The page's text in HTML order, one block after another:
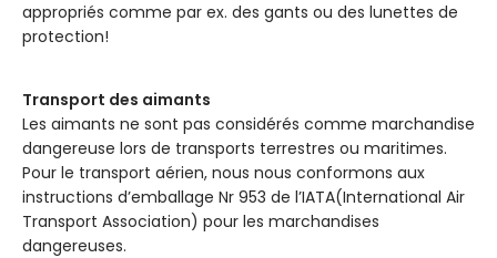
appropriés comme par ex. des gants ou des lunettes de
protection!
Transport des aimants
Les aimants ne sont pas considérés comme marchandise
dangereuse lors de transports terrestres ou maritimes.
Pour le transport aérien, nous nous conformons aux
instructions d’emballage Nr 953 de l’IATA(International Air
Transport Association) pour les marchandises
dangereuses.